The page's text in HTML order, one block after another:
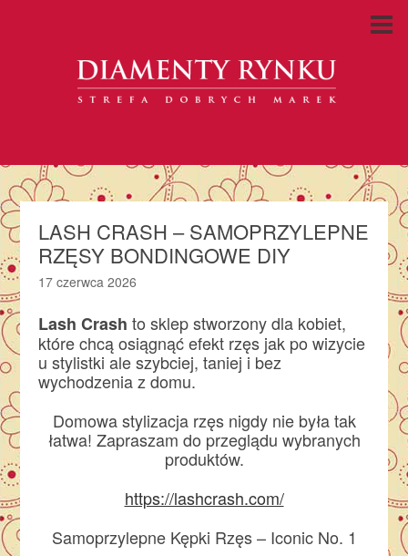
LASH CRASH – SAMOPRZYLEPNE
RZĘSY BONDINGOWE DIY
17 czerwca 2026
Lash Crash to sklep stworzony dla kobiet,
które chcą osiągnąć efekt rzęs jak po wizycie
u stylistki ale szybciej, taniej i bez
wychodzenia z domu.
Domowa stylizacja rzęs nigdy nie była tak
łatwa! Zapraszam do przeglądu wybranych
produktów.
https://lashcrash.com/
Samoprzylepne Kępki Rzęs – Iconic No. 1